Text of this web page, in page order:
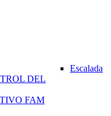
Escalada
DEL
FAM